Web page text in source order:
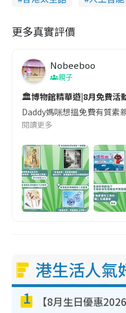
更多真實評價
Nobeeboo
親子
🏛️博物館精華遊|8月免費活
Daddy媽咪想搵免費有質素
閱讀更多
港生活人氣
1